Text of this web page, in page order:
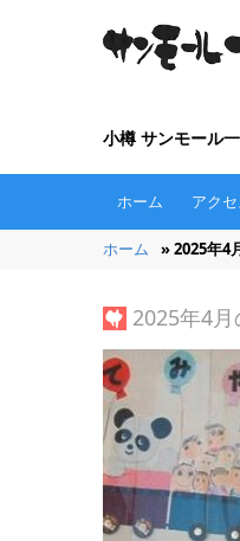
小樽 サンモール
ホーム アク
ホーム » 2025年4
2025年4